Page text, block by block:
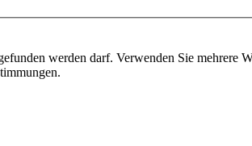
werden darf. Verwenden Sie mehrere